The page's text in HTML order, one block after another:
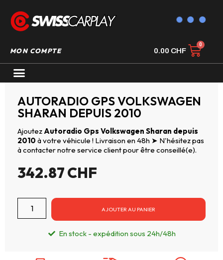
MON COMPTE 0.00 CHF
AUTORADIO GPS VOLKSWAGEN
SHARAN DEPUIS 2010
Ajoutez Autoradio Gps Volkswagen Sharan depuis
2010 à votre véhicule ! Livraison en 48h ➤ N'hésitez pas
à contacter notre service client pour être conseillé(e).
342.87CHF
AJOUTER AU PANIER
En stock - expédition sous 24h/48h